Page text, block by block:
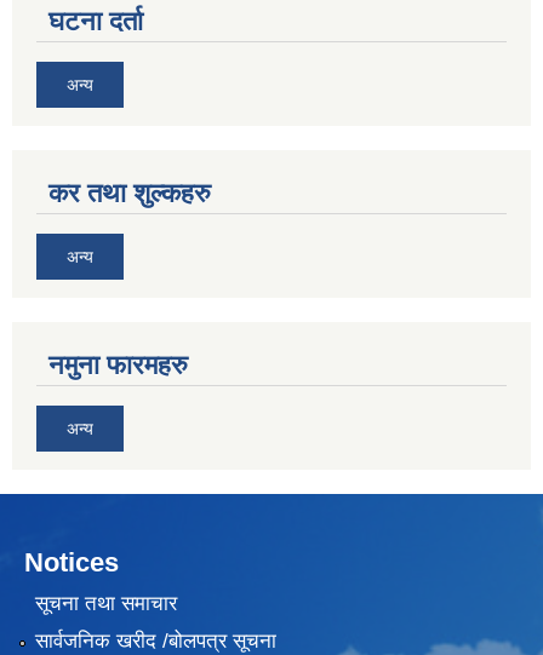
घटना दर्ता
अन्य
कर तथा शुल्कहरु
अन्य
नमुना फारमहरु
अन्य
Notices
सूचना तथा समाचार
सार्वजनिक खरीद /बोलपत्र सूचना